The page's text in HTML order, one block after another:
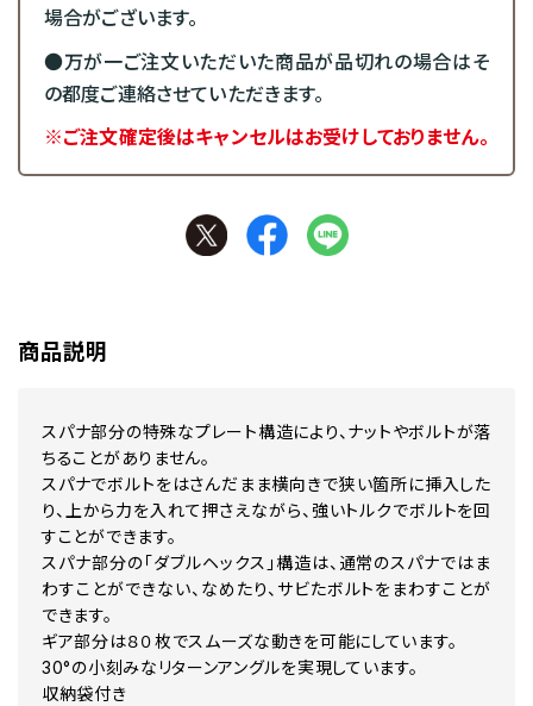
場合がございます。
●万が一ご注文いただいた商品が品切れの場合はそ
の都度ご連絡させていただきます。
※ご注文確定後はキャンセルはお受けしておりません。
商品説明
スパナ部分の特殊なプレート構造により、ナットやボルトが落
ちることがありません。
スパナでボルトをはさんだまま横向きで狭い箇所に挿入した
り、上から力を入れて押さえながら、強いトルクでボルトを回
すことができます。
スパナ部分の「ダブルヘックス」構造は、通常のスパナではま
わすことができない、なめたり、サビたボルトをまわすことが
できます。
ギア部分は８０枚でスムーズな動きを可能にしています。
30°の小刻みなリターンアングルを実現しています。
収納袋付き